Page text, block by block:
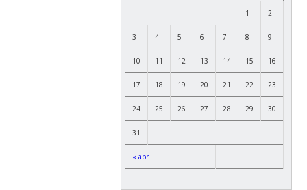
« abr
1 2
3 4 5 6 7 8 9
10 11 12 13 14 15 16
17 18 19 20 21 22 23
24 25 26 27 28 29 30
31